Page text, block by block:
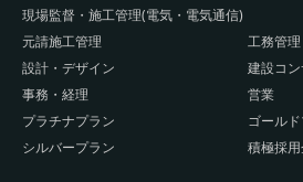
現場監督・施工管理(電気・電気通信)
元請施工管理
工務管理
設計・デザイン
建設コ
事務・経理
営業
プラチナプラン
ゴール
シルバープラン
積極採